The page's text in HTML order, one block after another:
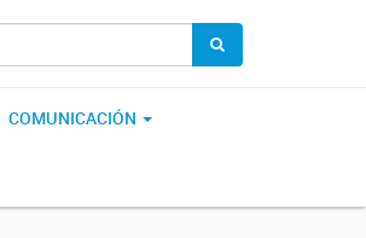
COMUNICACIÓN